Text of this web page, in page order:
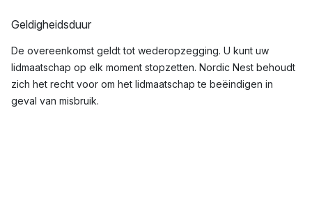
Geldigheidsduur
De overeenkomst geldt tot wederopzegging. U kunt uw
lidmaatschap op elk moment stopzetten. Nordic Nest behoudt
zich het recht voor om het lidmaatschap te beëindigen in
geval van misbruik.